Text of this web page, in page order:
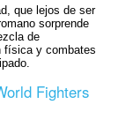
que lejos de ser
sorprende
de
física y combates
Fighters